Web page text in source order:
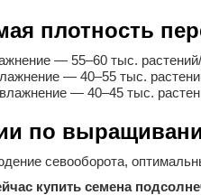
плотность
— 55–60 тыс.
— 40–55 тыс.
— 40–45 тыс.
по
севооборота,
купить семена